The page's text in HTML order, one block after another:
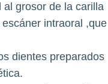
grosor de la carilla
intraoral ,que
dientes preparados